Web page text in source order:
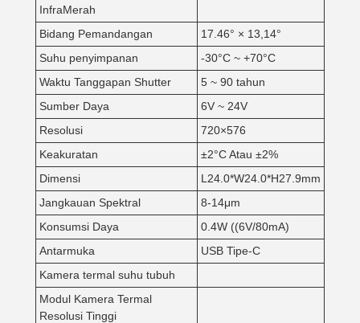
InfraMerah
Bidang Pemandangan
17.46° × 13,14°
Suhu penyimpanan
-30°C ~ +70°C
Waktu Tanggapan Shutter
5 ~ 90 tahun
Sumber Daya
6V ~ 24V
Resolusi
720×576
Keakuratan
±2°C Atau ±2%
Dimensi
L24.0*W24.0*H27.9mm
Jangkauan Spektral
8-14μm
Konsumsi Daya
0.4W ((6V/80mA)
Antarmuka
USB Tipe-C
Kamera termal suhu tubuh
Modul Kamera Termal
Resolusi Tinggi